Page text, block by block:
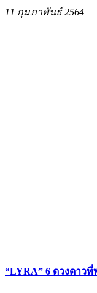
11 กุมภาพันธ์ 2564
“LYRA” 6 ดวงดาว